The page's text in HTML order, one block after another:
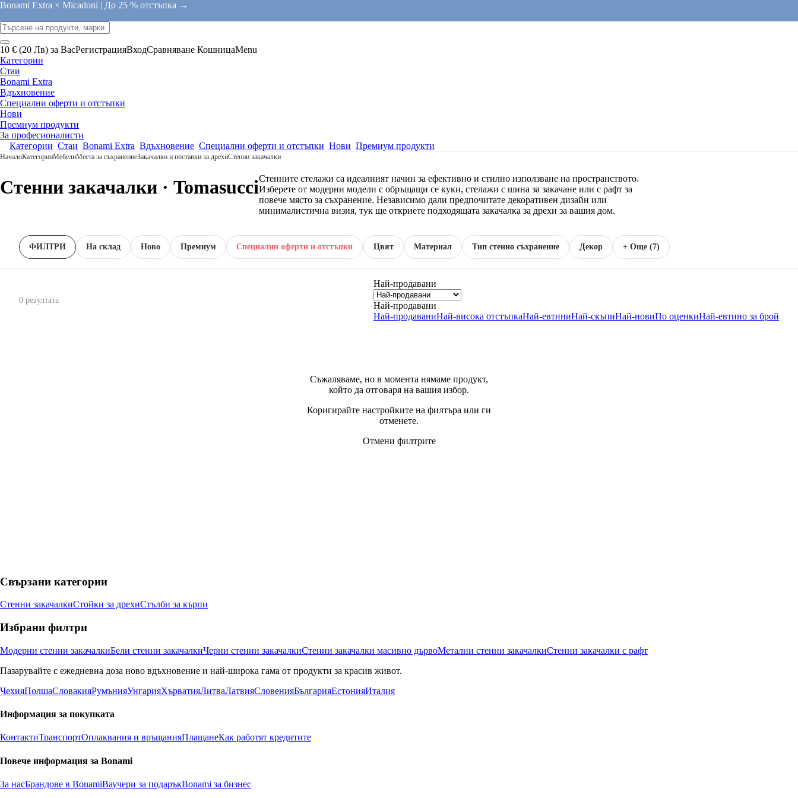
Bonami Extra × Micadoni | До 25 % отстъпка →
10 € (20 Лв) за ВасРегистрацияВходСравняване КошницаMenu
Категории
Стаи
Bonami Extra
Вдъхновение
Специални оферти и отстъпки
Нови
Премиум продукти
За професионалисти
Категории Стаи Bonami Extra Вдъхновение Специални оферти и отстъпки Нови Премиум продукти
НачалоКатегорииМебелиМеста за съхранениеЗакачалки и поставки за дрехиСтенни закачалки
Стенни закачалки · TomasucciСтенните стелажи са идеалният начин за ефективно и стилно използване на пространството.
Изберете от модерни модели с обръщащи се куки, стелажи с шина за закачане или с рафт за
повече място за съхранение. Независимо дали предпочитате декоративен дизайн или
минималистична визия, тук ще откриете подходящата закачалка за дрехи за вашия дом.
ФИЛТРИ На склад Новo Премиум Специални оферти и отстъпки Цвят Материал Тип стенно съхранение Декор + Още (7)
0 резултата
Най-продавани
Най-продавани
Най-продаваниНай-висока отстъпкаНай-евтиниНай-скъпиНай-новиПо оценкиНай-евтино за брой
Съжаляваме, но в момента нямаме продукт,
който да отговаря на вашия избор.
Коригирайте настройките на филтъра или ги
отменете.
Отмени филтрите
Свързани категории
Стенни закачалкиСтойки за дрехиСтълби за кърпи
Избрани филтри
Модерни стенни закачалкиБели стенни закачалкиЧерни стенни закачалкиСтенни закачалки масивно дървоМетални стенни закачалкиСтенни закачалки с рафт
Пазарувайте с ежедневна доза ново вдъхновение и най-широка гама от продукти за красив живот.
ЧехияПолшаСловакияРумънияУнгарияХърватияЛитваЛатвияСловенияБългарияЕстонияИталия
Информация за покупката
КонтактиТранспортОплаквания и връщанияПлащанеКак работят кредитите
Повече информация за Bonami
За насБрандове в BonamiВаучери за подаръкBonami за бизнес